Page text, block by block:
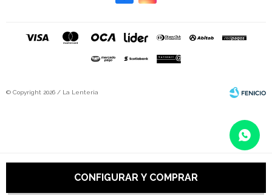
CONFIGURAR Y COMPRAR
© Copyright 2026 / La Lenteria